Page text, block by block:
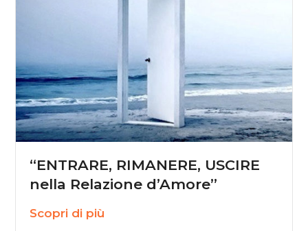
“ENTRARE, RIMANERE, USCIRE
nella Relazione d’Amore”
Scopri di più